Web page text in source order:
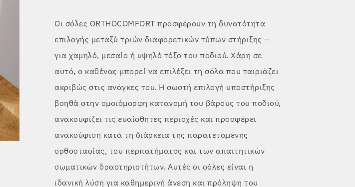
Οι σόλες ORTHOCOMFORT προσφέρουν τη δυνατότητα
επιλογής μεταξύ τριών διαφορετικών τύπων στήριξης –
για χαμηλό, μεσαίο ή υψηλό τόξο του ποδιού. Χάρη σε
αυτό, ο καθένας μπορεί να επιλέξει τη σόλα που ταιριάζει
ακριβώς στις ανάγκες του. Η σωστή επιλογή υποστήριξης
βοηθά στην ομοιόμορφη κατανομή του βάρους του ποδιού,
ανακουφίζει τις ευαίσθητες περιοχές και προσφέρει
ανακούφιση κατά τη διάρκεια της παρατεταμένης
ορθοστασίας, του περπατήματος και των απαιτητικών
σωματικών δραστηριοτήτων. Αυτές οι σόλες είναι η
ιδανική λύση για καθημερινή άνεση και πρόληψη του